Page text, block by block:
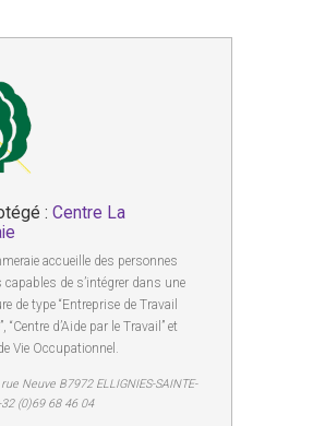
: Centre La
accueille des personnes
capables de s’intégrer dans une
de type “Entreprise de Travail
“Centre d’Aide par le Travail” et
Vie Occupationnel.
Neuve B7972 ELLIGNIES-SAINTE-
(0)69 68 46 04